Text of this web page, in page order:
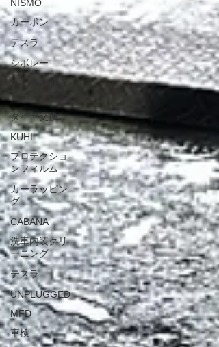
NISMO
カーボン
テスラ
シボレー
ディスプレイ
オーディオ
タイヤ交換
KUHL
プロテクショ
ンフィルム
カーラッピン
グ
CABANA
洗車内装クリ
ーニング
テスラ
UNPLUGGED
MFD
車検